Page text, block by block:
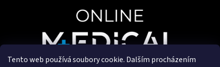
Tento web používá soubory cookie. Dalším procházením